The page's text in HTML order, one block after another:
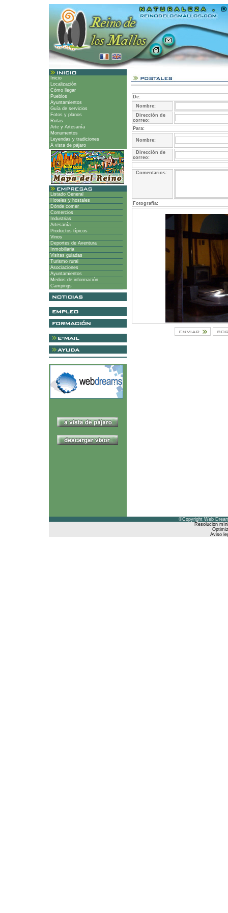
Inicio
Localización
Cómo llegar
Pueblos
Ayuntamientos
Guía de servicios
Fotos y planos
Rutas
Arte y Artesanía
Monumentos
Leyendas y tradiciones
A vista de pájaro
Listado General
Hoteles y hostales
Dónde comer
Comercios
Industrias
Artesanía
Productos típicos
Vinos
Deportes de Aventura
Inmobiliaria
Visitas guiadas
Turismo rural
Asociaciones
Ayuntamientos
Medios de información
Campings
De:
Nombre:
Dirección de
correo:
Para:
Nombre:
Dirección de
correo:
Comentarios:
Fotografía:
©Copyright Web
Resolución
Aviso